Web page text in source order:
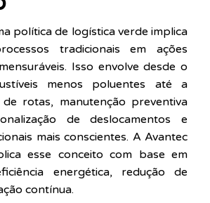
política de logística verde implica
tradicionais em ações
Isso envolve desde o
menos poluentes até a
rotas, manutenção preventiva
de deslocamentos e
mais conscientes. A Avantec
esse conceito com base em
energética, redução de
contínua.